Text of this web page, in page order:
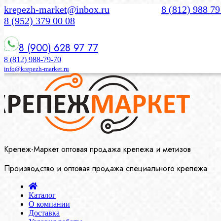
krepezh-market@inbox.ru
8 (812) 988
8 (952) 379 00 08
8 (900) 628 97 77
8 (812) 988-79-70
info@krepezh-market.ru
Крепеж-Маркет оптовая продажа крепежа и метизов
Производство и оптовая продажа специального крепежа
Каталог
О компании
Доставка